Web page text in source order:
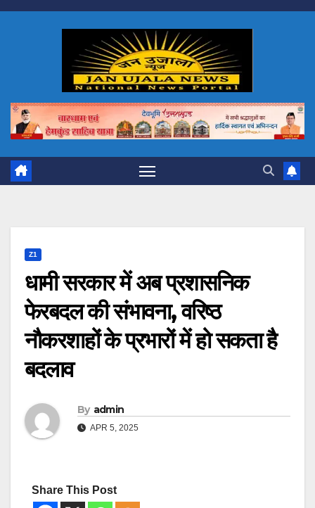
Skip
Z1
धामी सरकार में अब प्रशासनिक
फेरबदल की संभावना, वरिष्ठ
नौकरशाहों के प्रभारों में हो सकता है
बदलाव
By admin
APR 5, 2025
Share This Post